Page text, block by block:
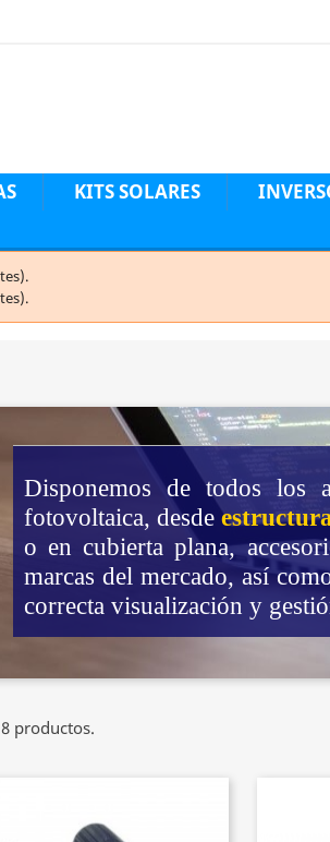
KITS SOLARES
Disponemos de todos los
fotovoltaica, desde
o en cubierta plana,
marcas del mercado, así
correcta visualización y
productos.